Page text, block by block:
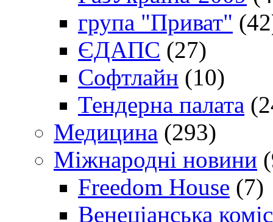
група "Приват"
ЄДАПС (27)
Софтлайн (10)
Тендерна палата
Медицина (293)
Міжнародні новини
Freedom House (7)
Венеціанська